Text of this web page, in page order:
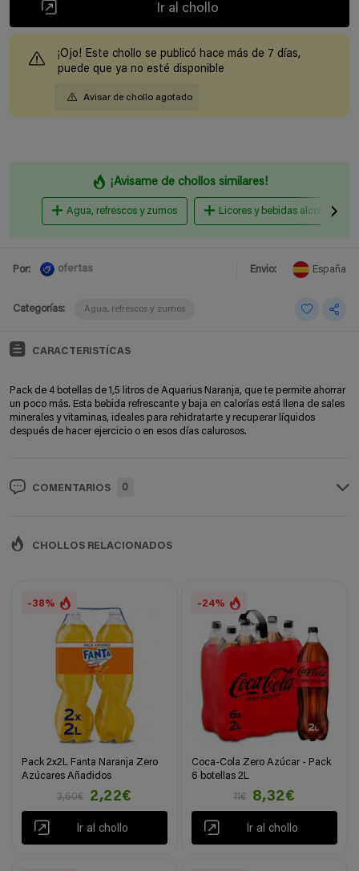
Ir al chollo
¡Ojo! Este chollo se publicó hace más de 7 días,
puede que ya no esté disponible
Avisar de chollo agotado
¡Avisame de chollos similares!
Agua, refrescos y zumos Licores y bebidas alcohólicas
Por: ofertas Envio: España
Categorías: Agua, refrescos y zumos
CARACTERISTÍCAS
Pack de 4 botellas de 1,5 litros de Aquarius Naranja, que te permite ahorrar
un poco más. Esta bebida refrescante y baja en calorías está llena de sales
minerales y vitaminas, ideales para rehidratarte y recuperar líquidos
después de hacer ejercicio o en esos días calurosos.
COMENTARIOS 0
CHOLLOS RELACIONADOS
-38%
Pack 2x2L Fanta Naranja Zero
Azúcares Añadidos
3,60€
2,22€
Ir al chollo
-24%
Coca-Cola Zero Azúcar - Pack
6 botellas 2L
11€
8,32€
Ir al chollo